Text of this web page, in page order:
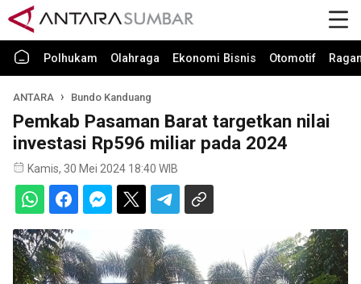
Polhukam Olahraga Ekonomi Bisnis Otomotif
ANTARA Bundo Kanduang
Pemkab Pasaman Barat targetkan nilai
investasi Rp596 miliar pada 2024
Kamis, 30 Mei 2024 18:40 WIB